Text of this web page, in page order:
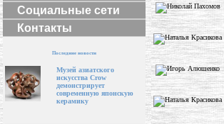
Социальные сети
Контакты
Последние новости
Музей азиатского
искусства Crow
демонстрирует
современную японскую
керамику